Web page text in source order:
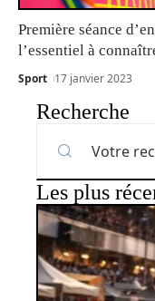
Première séance
l’essentiel à
Sport 17 janvier 2023
Recherche
Les plus